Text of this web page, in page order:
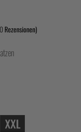
0Rezensionen)
XXL